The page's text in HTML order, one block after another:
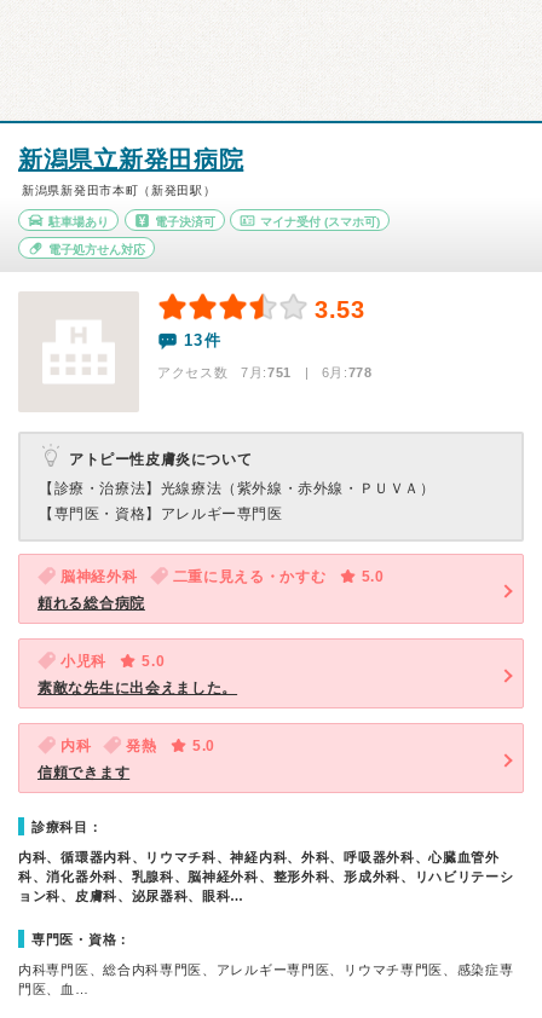
新潟県立新発田病院
新潟県新発田市本町（新発田駅）
駐車場あり 電子決済可 マイナ受付 (スマホ可)
電子処方せん対応
3.53
13件
アクセス数 7月:751 | 6月:778
アトピー性皮膚炎について
【診療・治療法】 光線療法（紫外線・赤外線・ＰＵＶＡ）
【専門医・資格】 アレルギー専門医
脳神経外科 二重に見える・かすむ
5.0
頼れる総合病院
小児科
5.0
素敵な先生に出会えました。
内科 発熱
5.0
信頼できます
診療科目：
内科、循環器内科、リウマチ科、神経内科、外科、呼吸器外科、心臓血管外
科、消化器外科、乳腺科、脳神経外科、整形外科、形成外科、リハビリテーシ
ョン科、皮膚科、泌尿器科、眼科…
専門医・資格：
内科専門医、総合内科専門医、アレルギー専門医、リウマチ専門医、感染症専
門医、血…